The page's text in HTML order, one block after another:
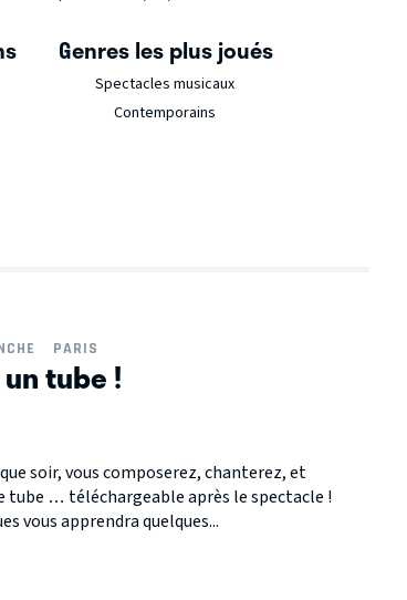
Genres les plus joués
Spectacles musicaux
Contemporains
PARIS
tube !
soir, vous composerez, chanterez, et
… téléchargeable après le spectacle !
vous apprendra quelques...